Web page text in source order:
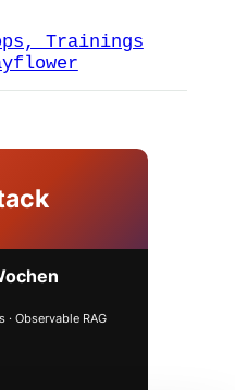
Trainings
· Observable RAG